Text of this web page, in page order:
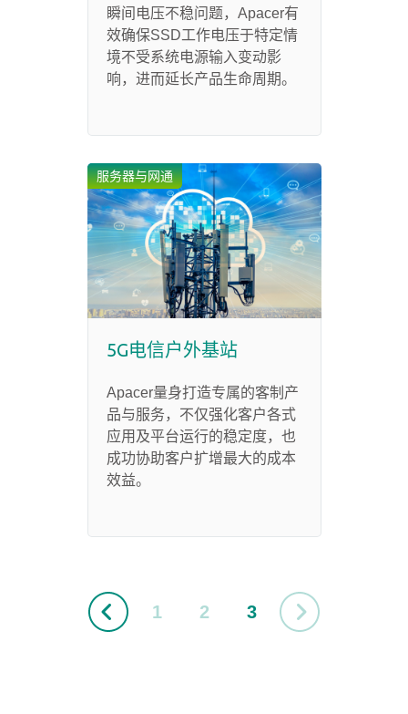
瞬间电压不稳问题，Apacer有
效确保SSD工作电压于特定情
境不受系统电源输入变动影
响，进而延长产品生命周期。
服务器与网通
5G电信户外基站
Apacer量身打造专属的客制产
品与服务，不仅强化客户各式
应用及平台运行的稳定度，也
成功协助客户扩增最大的成本
效益。
1 2 3